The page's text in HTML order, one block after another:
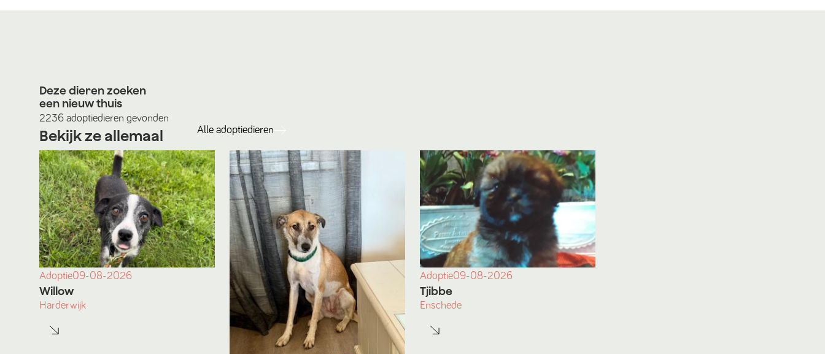
Deze dieren zoeken
een nieuw thuis
2236 adoptiedieren gevonden
Bekijk ze allemaal Alle adoptiedieren
Adoptie09-08-2026
Willow
Harderwijk
Adoptie09-08-2026
Tjibbe
Enschede